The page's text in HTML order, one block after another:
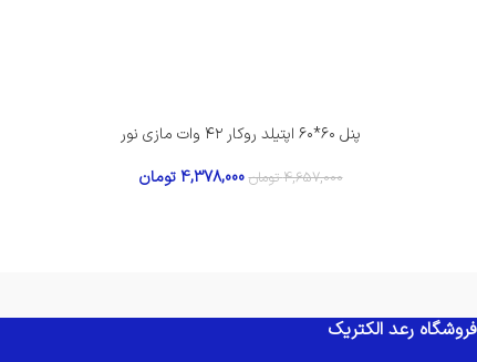
پنل ۶۰*۶۰ اپتیلد روکار ۴۲ وات مازی نور
4,657,000 تومان 4,378,000 تومان
فروشگاه رعد الکتریک